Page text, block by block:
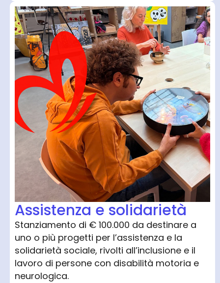
Assistenza e solidarietà
Stanziamento di € 100.000 da destinare a
uno o più progetti per l’assistenza e la
solidarietà sociale, rivolti all’inclusione e il
lavoro di persone con disabilità motoria e
neurologica.